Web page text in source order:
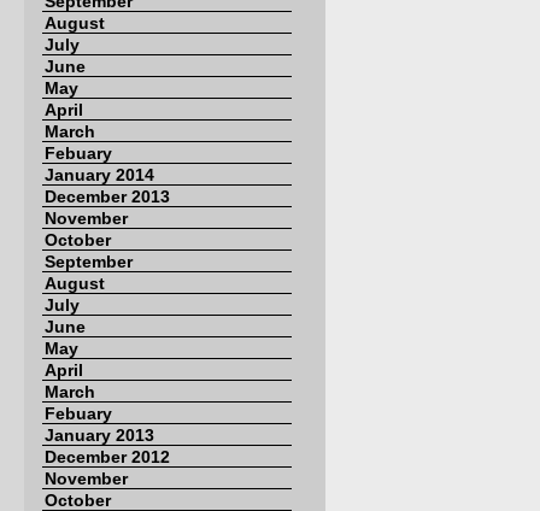
August
July
June
May
April
March
Febuary
January 2014
December 2013
November
October
September
August
July
June
May
April
March
Febuary
January 2013
December 2012
November
October